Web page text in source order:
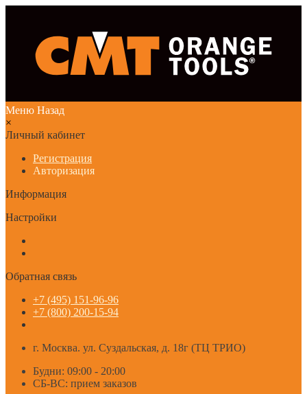
Меню Назад
×
Личный кабинет
Регистрация
Авторизация
Информация
Настройки
Обратная связь
+7 (495) 151-96-96
+7 (800) 200-15-94
г. Москва. ул. Суздальская, д. 18г (ТЦ ТРИО)
Будни: 09:00 - 20:00
СБ-ВС: прием заказов